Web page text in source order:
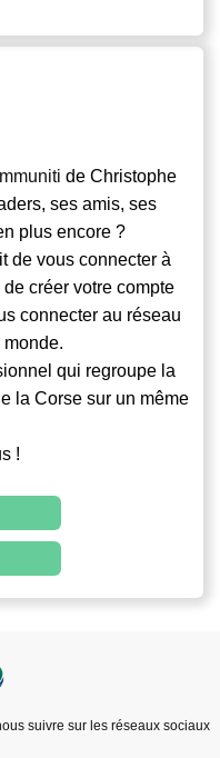
de Christophe
ses amis, ses
plus encore ?
de vous connecter à
créer votre compte
connecter au réseau
qui regroupe la
la Corse sur un même
!
suivre sur les réseaux sociaux